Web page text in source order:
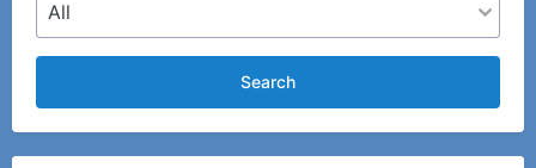
Search